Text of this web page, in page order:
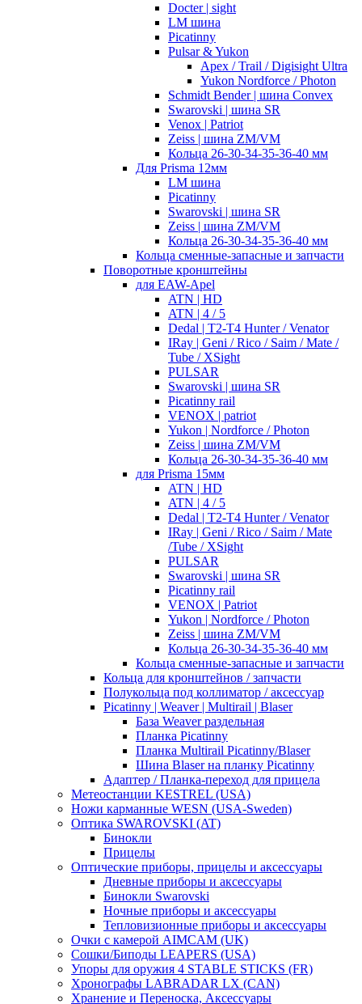
Docter | sight
LM шина
Picatinny
Pulsar & Yukon
Apex / Trail / Digisight Ultra
Yukon Nordforce / Photon
Schmidt Bender | шина Convex
Swarovski | шина SR
Venox | Patriot
Zeiss | шина ZM/VM
Кольца 26-30-34-35-36-40 мм
Для Prisma 12мм
LM шина
Picatinny
Swarovski | шина SR
Zeiss | шина ZM/VM
Кольца 26-30-34-35-36-40 мм
Кольца сменные-запасные и запчасти
Поворотные кронштейны
для EAW-Apel
ATN | HD
ATN | 4 / 5
Dedal | T2-T4 Hunter / Venator
IRay | Geni / Rico / Saim / Mate /
Tube / XSight
PULSAR
Swarovski | шина SR
Picatinny rail
VENOX | patriot
Yukon | Nordforce / Photon
Zeiss | шина ZM/VM
Кольца 26-30-34-35-36-40 мм
для Prisma 15мм
ATN | HD
ATN | 4 / 5
Dedal | T2-T4 Hunter / Venator
IRay | Geni / Rico / Saim / Mate
/Tube / XSight
PULSAR
Swarovski | шина SR
Picatinny rail
VENOX | Patriot
Yukon | Nordforce / Photon
Zeiss | шина ZM/VM
Кольца 26-30-34-35-36-40 мм
Кольца сменные-запасные и запчасти
Кольца для кронштейнов / запчасти
Полукольца под коллиматор / аксессуар
Picatinny | Weaver | Multirail | Blaser
База Weaver раздельная
Планка Picatinny
Планка Multirail Picatinny/Blaser
Шина Blaser на планку Picatinny
Адаптер / Планка-переход для прицела
Метеостанции KESTREL (USA)
Ножи карманные WESN (USA-Sweden)
Оптика SWAROVSKI (AT)
Бинокли
Прицелы
Оптические приборы, прицелы и аксессуары
Дневные приборы и аксессуары
Бинокли Swarovski
Ночные приборы и аксессуары
Тепловизионные приборы и аксессуары
Очки с камерой AIMCAM (UK)
Сошки/Биподы LEAPERS (USA)
Упоры для оружия 4 STABLE STICKS (FR)
Хронографы LABRADAR LX (CAN)
Хранение и Переноска, Аксессуары